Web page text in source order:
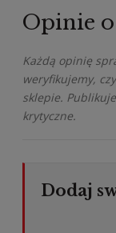
Opinie
Każdą opinię
weryfikujemy,
sklepie.
krytyczne.